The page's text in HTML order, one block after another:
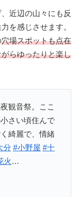
近辺の山々にも反
を感じさせます。
穴場スポットも点在
らゆったりと楽し
観音祭。ここ
さい頃住んで
綺麗で、情緒
分 #小野屋 #十
火 …